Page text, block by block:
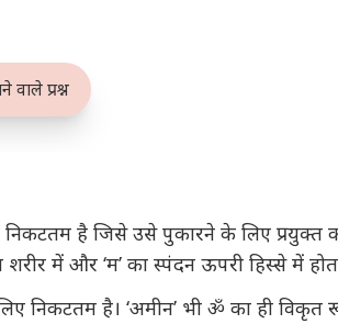
प्रश्न
है जिसे उसे पुकारने के लिए प्रयुक्त
में और ‘म’ का स्पंदन ऊपरी हिस्से में
निकटतम है। ‘अमीन’ भी ॐ का ही विकृत